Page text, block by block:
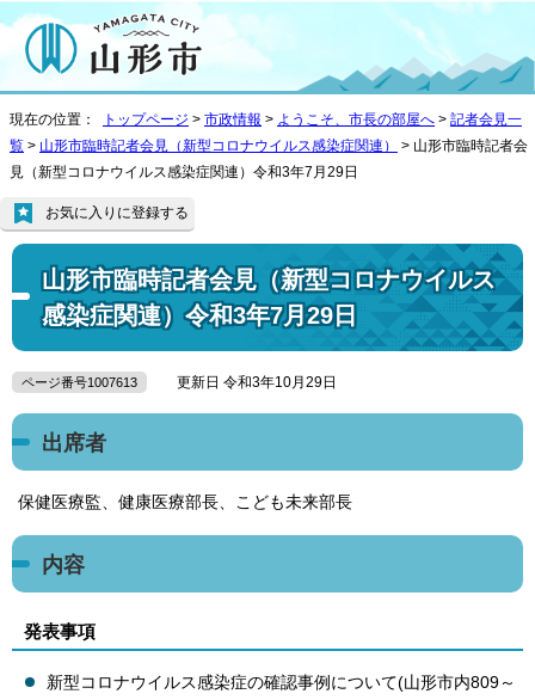
現在の位置： トップページ > 市政情報 > ようこそ、市長の部屋へ > 記者会見一
覧 > 山形市臨時記者会見（新型コロナウイルス感染症関連）
> 山形市臨時記者会
見（新型コロナウイルス感染症関連）令和3年7月29日
山形市臨時記者会見（新型コロナウイルス
感染症関連）令和3年7月29日
お気に入りに登録する
ページ番号1007613 更新日 令和3年10月29日
出席者
保健医療監、健康医療部長、こども未来部長
内容
発表事項
新型コロナウイルス感染症の確認事例について(山形市内809～